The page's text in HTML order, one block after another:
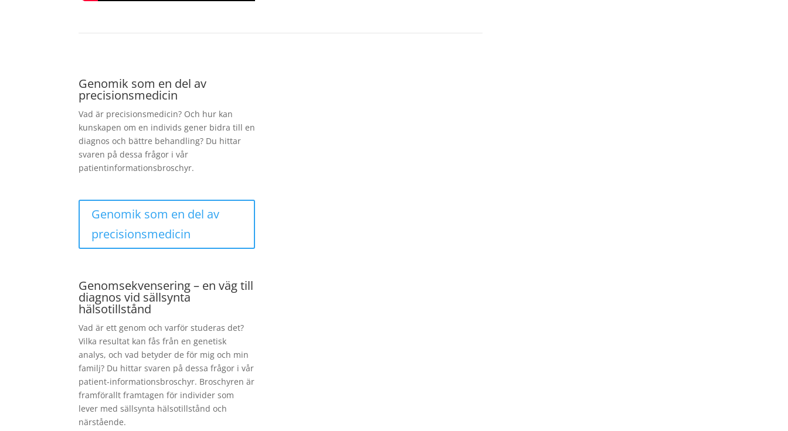
Genomik som en del av
precisionsmedicin
Vad är precisionsmedicin? Och hur kan
kunskapen om en individs gener bidra till en
diagnos och bättre behandling? Du hittar
svaren på dessa frågor i vår
patientinformationsbroschyr.
Genomik som en del av
precisionsmedicin
Genomsekvensering – en väg till
diagnos vid sällsynta
hälsotillstånd
Vad är ett genom och varför studeras det?
Vilka resultat kan fås från en genetisk
analys, och vad betyder de för mig och min
familj? Du hittar svaren på dessa frågor i vår
patient-informationsbroschyr. Broschyren är
framförallt framtagen för individer som
lever med sällsynta hälsotillstånd och
närstående.